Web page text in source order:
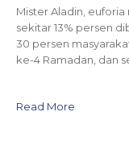
Mister Aladin,
sekitar 13% persen
30 persen
ke-4 Ramadan, dan
Read More